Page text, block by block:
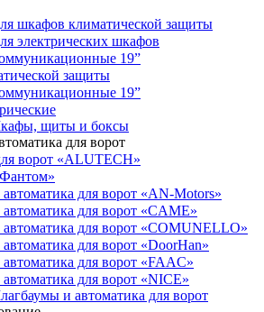
шкафов климатической защиты
электрических шкафов
19”
защиты
19”
щиты и боксы
для ворот
ворот «ALUTECH»
для ворот «AN-Motors»
для ворот «CAME»
для ворот «COMUNELLO»
для ворот «DoorHan»
для ворот «FAAC»
для ворот «NICE»
и автоматика для ворот